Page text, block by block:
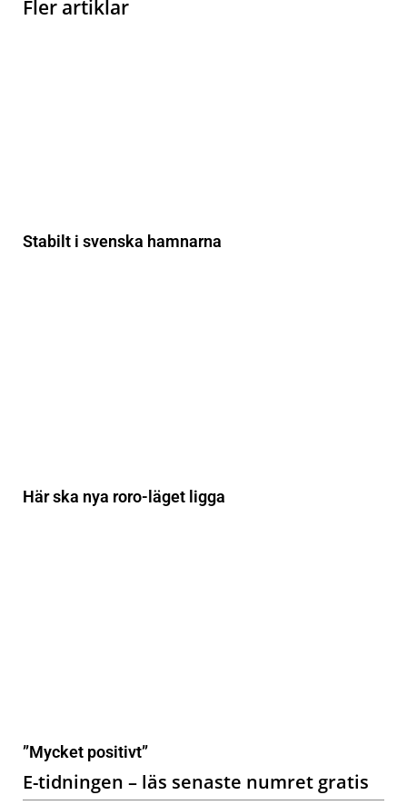
Fler artiklar
Stabilt i svenska hamnarna
Här ska nya roro-läget ligga
”Mycket positivt”
E-tidningen – läs senaste numret gratis